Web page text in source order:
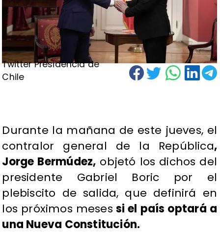
Twitter Presidencia de
Chile
Durante la mañana de este jueves, el
contralor general de la República,
Jorge Bermúdez, objetó los dichos del
presidente Gabriel Boric por el
plebiscito de salida, que definirá en
los próximos meses si el país optará a
una Nueva Constitución.